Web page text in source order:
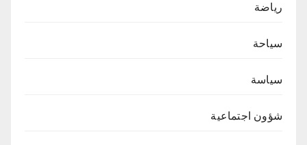
رياضة
سياحة
سياسة
شؤون اجتماعية